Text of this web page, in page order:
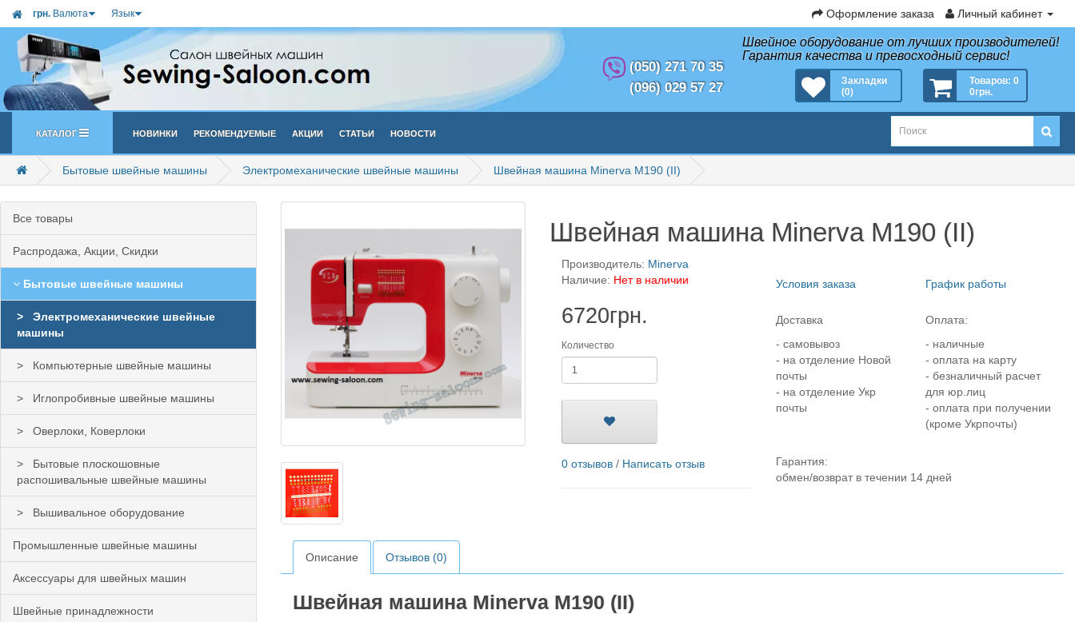
грн. Валюта Язык Оформление заказа Личный кабинет
(050) 271 70 35
(096) 029 57 27
Швейное оборудование от лучших производителей!
Гарантия качества и превосходный сервис!
Закладки
(0)
Товаров: 0
0грн.
Каталог Новинки Рекомендуемые Акции Статьи Новости
Бытовые швейные машины Электромеханические швейные машины Швейная машина Minerva M190 (II)
Все товары
Распродажа, Акции, Скидки
Бытовые швейные машины
Электромеханические швейные
машины
Компьютерные швейные машины
Иглопробивные швейные машины
Оверлоки, Коверлоки
Бытовые плоскошовные
распошивальные швейные машины
Вышивальное оборудование
Промышленные швейные машины
Аксессуары для швейных машин
Швейные принадлежности
Швейная машина Minerva M190 (II)
Производитель: Minerva
Наличие: Нет в наличии
6720грн.
Количество
0 отзывов / Написать отзыв
Условия заказа
Доставка
- самовывоз
- на отделение Новой
почты
- на отделение Укр
почты
График работы
Оплата:
- наличные
- оплата на карту
- безналичный расчет
для юр.лиц
- оплата при получении
(кроме Укрпочты)
Гарантия:
обмен/возврат в течении 14 дней
Описание Отзывов (0)
Швейная машина Minerva M190 (II)